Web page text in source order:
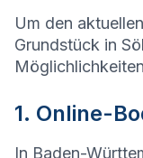
Um den
Grundstück in
1. Online-
In Baden-